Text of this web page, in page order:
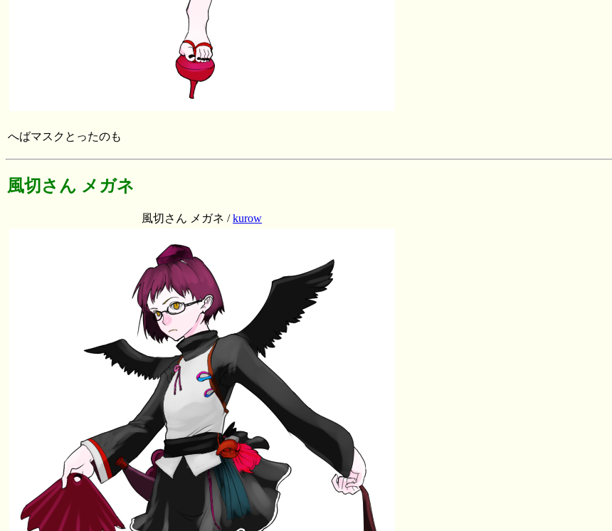
へばマスクとったのも
風切さん メガネ
風切さん メガネ /kurow